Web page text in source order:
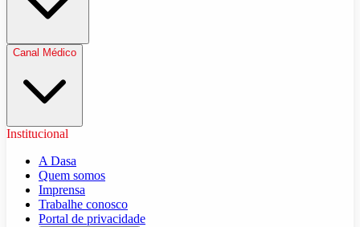
Canal Médico
Institucional
A Dasa
Quem somos
Imprensa
Trabalhe conosco
Portal de privacidade